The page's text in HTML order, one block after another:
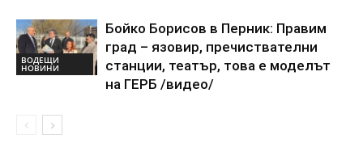
ВОДЕЩИ
НОВИНИ
Бойко Борисов в Перник: Правим
град – язовир, пречиствателни
станции, театър, това е моделът
на ГЕРБ /видео/